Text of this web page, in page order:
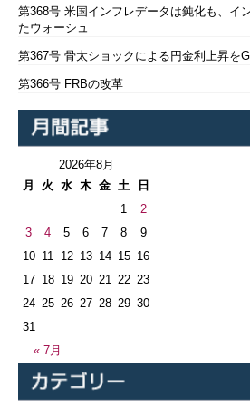
第368号 米国インフレデータは鈍化も、イ
たウォーシュ
第367号 骨太ショックによる円金利上昇を
第366号 FRBの改革
2026年8月
月
火 水 木 金 土 日
« 7月
1
2
3
4 5 6 7 8
9
10 11 12 13 14 15 16
17 18 19 20 21 22 23
24 25 26 27 28 29 30
31